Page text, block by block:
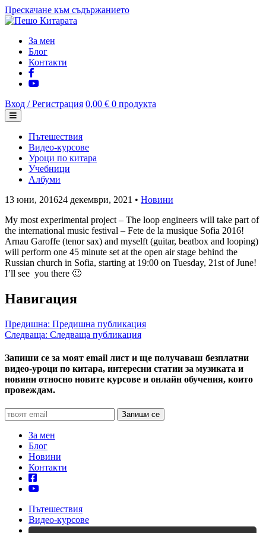
Прескачане към съдържанието
За мен
Блог
Контакти
Вход / Регистрация 0,00 € 0 продукта
Пътешествия
Видео-курсове
Уроци по китара
Учебници
Албуми
13 юни, 201624 декември, 2021 • Новини
My most experimental project – The loop engineers will take part of
the international music festival – Fete de la musique Sofia 2016!
Arnau Garoffe (tenor sax) and myselft (guitar, beatbox and looping)
will perform one 45 minute set at the open air stage behind the
Russian church in Sofia, starting at 19:00 on Tuesday, 21st of June!
I’ll see you there 🙂
Навигация
Предишна: Предишна публикация
Следваща: Следваща публикация
Запиши се за моят email лист и ще получаваш безплатни
видео-уроци по китара, интересни статии за музиката и
новини относно новите курсове и онлайн обучения, които
провеждам.
За мен
Блог
Новини
Контакти
Пътешествия
Видео-курсове
Уроци по китара